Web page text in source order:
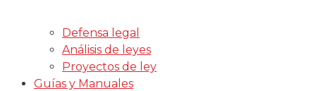
Defensa legal
Análisis de leyes
Proyectos de ley
Guías y Manuales